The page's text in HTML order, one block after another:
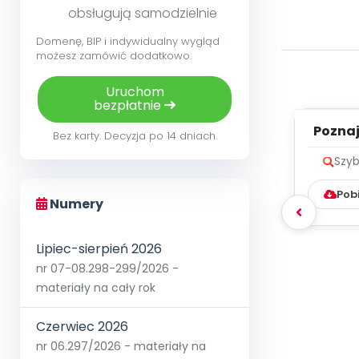
obsługują samodzielnie
Domenę, BIP i indywidualny wygląd
możesz zamówić dodatkowo.
Uruchom
bezpłatnie
Bez karty. Decyzja po 14 dniach.
Numery
Lipiec-sierpień 2026
nr 07-08.298-299/2026 -
materiały na cały rok
Czerwiec 2026
nr 06.297/2026 - materiały na